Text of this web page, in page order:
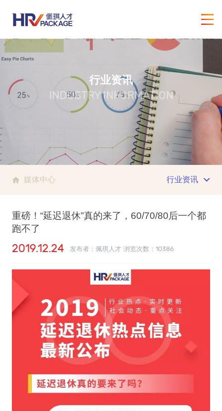
行业资讯
INDUSTRY INFORMATION
媒体中心 行业资讯
重磅！“延迟退休”真的来了，60/70/80后一个都
跑不了
2019.12.24 发布者：佩琪人才 浏览次数： 10386